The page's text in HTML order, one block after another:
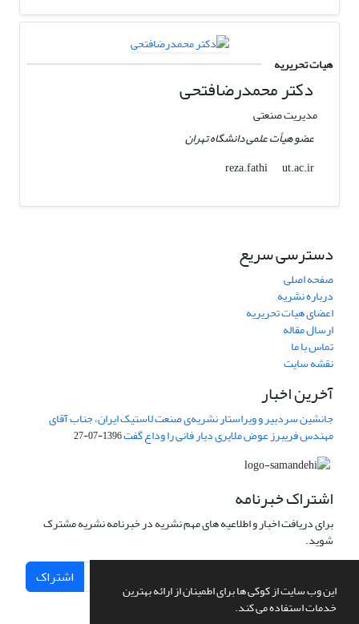
این وب سایت از کوکی ها برای اطمینان از ارائه بهترین
خدمات استفاده می کند.
هیات تحریریه
دکتر محمدرضافتحی
مدیریت صنعتی
عضو هیأت علمی دانشگاه تهران
reza.fathi
ut.ac.ir
دسترسی سریع
صفحه اصلی
درباره نشریه
اعضای هیات تحریریه
ارسال مقاله
تماس با ما
نقشه سایت
آخرین اخبار
جانشین سردبیر و ویراستار نشریه‌ی صنعت لاستیک ایران، جناب آقای
مهندس فریبرز عوض ملایری دیار فانی را وداع گفت1396-07-27
اشتراک خبرنامه
برای دریافت اخبار و اطلاعیه های مهم نشریه در خبرنامه نشریه مشترک
شوید.
اشتراک